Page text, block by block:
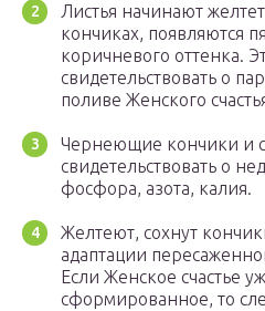
Листья начинают
кончиках, появляются
коричневого оттенка.
свидетельствовать о
поливе Женского
Чернеющие кончики и
свидетельствовать о
фосфора, азота, калия.
Желтеют, сохнут
адаптации
Если Женское счастье
сформированное, то